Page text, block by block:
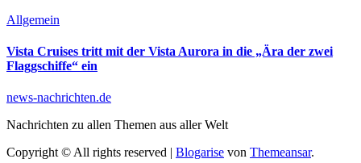
Allgemein
Vista Cruises tritt mit der Vista Aurora in die „Ära der zwei
Flaggschiffe“ ein
news-nachrichten.de
Nachrichten zu allen Themen aus aller Welt
Copyright © All rights reserved
Blogarise von Themeansar.